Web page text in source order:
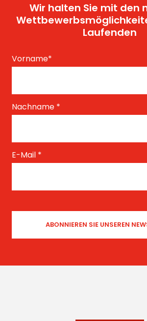
Wir halten Sie mit den
Laufenden
Vorname*
Nachname *
E-Mail *